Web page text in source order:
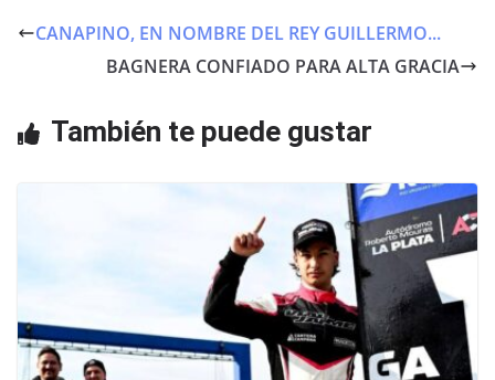
e
o
er s
A
p
CANAPINO, EN NOMBRE DEL REY GUILLERMO...
BAGNERA CONFIADO PARA ALTA GRACIA
También te puede gustar